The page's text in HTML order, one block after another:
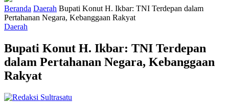
Beranda Daerah Bupati Konut H. Ikbar: TNI Terdepan dalam
Pertahanan Negara, Kebanggaan Rakyat
Daerah
Bupati Konut H. Ikbar: TNI Terdepan
dalam Pertahanan Negara, Kebanggaan
Rakyat